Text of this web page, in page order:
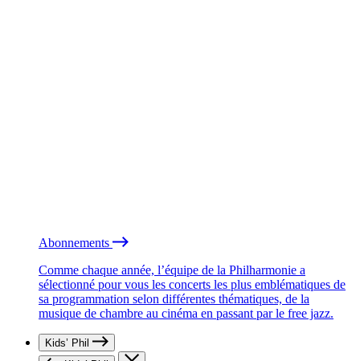
Abonnements
Comme chaque année, l’équipe de la Philharmonie a
sélectionné pour vous les concerts les plus emblématiques de
sa programmation selon différentes thématiques, de la
musique de chambre au cinéma en passant par le free jazz.
Kids’ Phil